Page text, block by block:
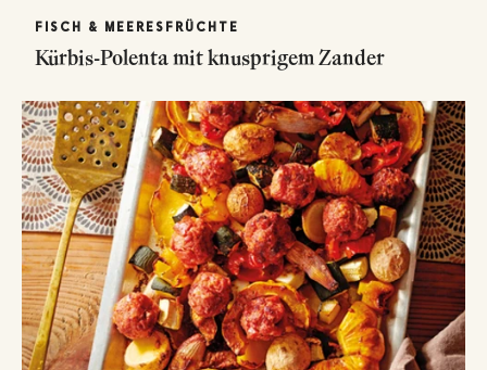
FISCH & MEERESFRÜCHTE
Kürbis-Polenta mit knusprigem Zander